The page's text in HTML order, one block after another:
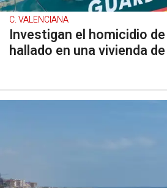
C. VALENCIANA
Investigan el homicidio
hallado en una vivienda